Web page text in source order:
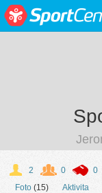
2 0 0
Foto (15) Aktivita